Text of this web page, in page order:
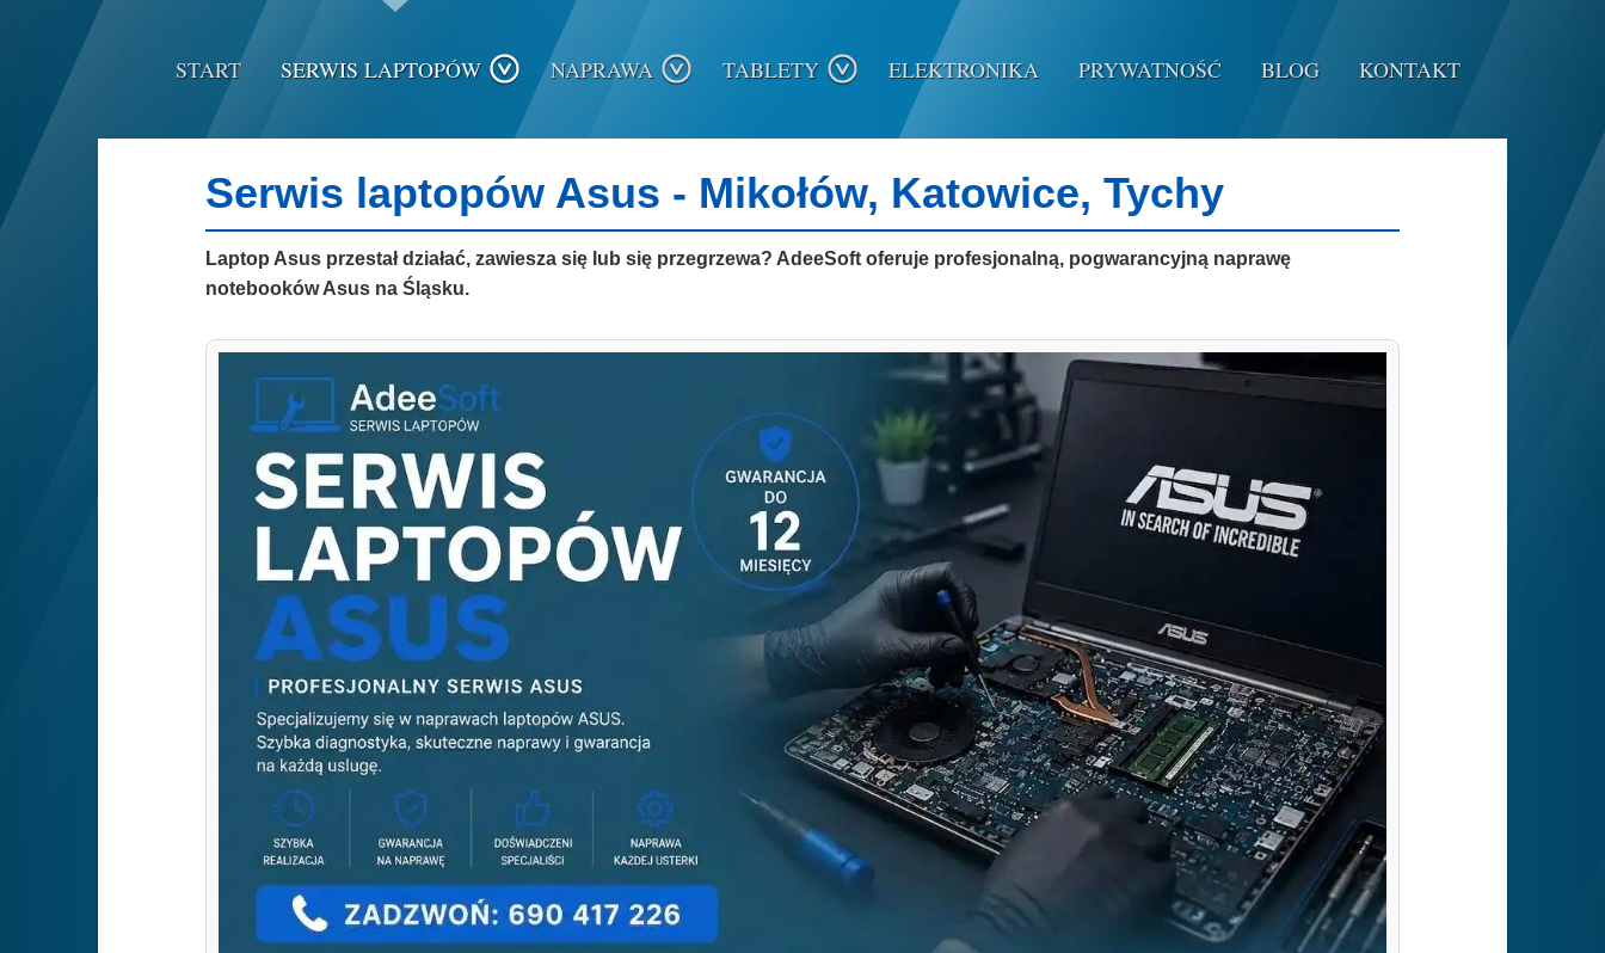
START SERWIS LAPTOPÓW NAPRAWA TABLETY ELEKTRONIKA PRYWATNOŚĆ BLOG KONTAKT
Serwis laptopów Asus - Mikołów, Katowice, Tychy
Laptop Asus przestał działać, zawiesza się lub się przegrzewa? AdeeSoft oferuje profesjonalną, pogwarancyjną naprawę
notebooków Asus na Śląsku.